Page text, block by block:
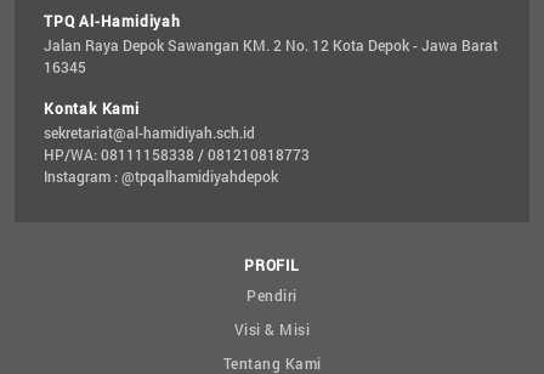
TPQ Al-Hamidiyah
Jalan Raya Depok Sawangan KM. 2 No. 12 Kota Depok - Jawa Barat
16345
Kontak Kami
sekretariat@al-hamidiyah.sch.id
HP/WA: 08111158338 / 081210818773
Instagram : @tpqalhamidiyahdepok
PROFIL
Pendiri
Visi & Misi
Tentang Kami